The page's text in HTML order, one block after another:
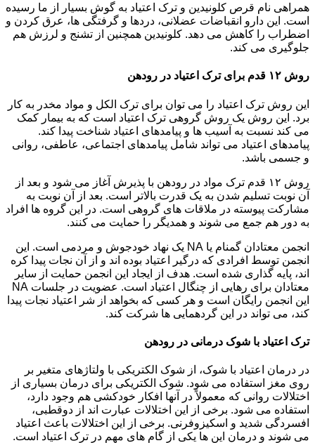
همراهی نام قرص کلونیدین و ترک اعتیاد به گوش بسیار از ما رسیده
است. این دارو انقباضات عضلانی، دردها و گرفتگی ها، عرق کردن و
اضطراب را کاهش می دهد. کلونیدین همچنین از تشنج و لرزش هم
جلوگیری می کند.
روش ۱۲ قدم برای ترک اعتیاد در رودهن
این روش ترک اعتیاد را می توان برای ترک الکل و مواد مخدر به کار
برد. این روش یک روش گروهی ترک اعتیاد است که به بیمار کمک
می کند نسبت به آسیب ها و پیامدهای اعتیاد شناخت پیدا کند.
پیامدهای اعتیاد می تواند شامل پیامدهای اجتماعی، عاطفی، روانی
و جسمی باشد.
روش ۱۲ قدم ترک مواد در رودهن با پذیرش آغاز می شود و بعد از
آن نوبت تسلیم شدن به یک قدرت بالاتر است. بعد از آن نوبت به
مشارکت پیوسته در ملاقات های گروهی است. در این گروه ها افراد
به دور هم جمع می شوند و همدیگر را حمایت می کنند.
انجمن معتادان گمنام یا NA یک نهاد خودجوش و مردمی است. این
انجمن توسط افرادی که درگیر اعتیاد بوده اند و از آن نجات پیدا کره
اند، پایه گذاری شده است. هدف از ایجاد این انجمن حمایت از سایر
معتادان برای رهایی از چنگال اعتیاد است. عضویت در جلسات NA
این انجمن رایگان است و هر کسی که بخواهد از شر اعتیاد نجات پیدا
کند، می تواند در این گردهمایی ها شرکت کند.
ترک اعتیاد با شوک درمانی در رودهن
در درمان اعتیاد با شوک، از شوک الکتریکی با ولتاژهای متغیر بر
روی مغز استفاده می شود. شوک الکتریکی برای درمان بسیاری از
اختلالات روانی که معمولاً در آنها افکار خودکشی هم وجود دارد،
استفاده می شود. برخی از این اختلالات عبارت اند از دوقطبی،
افسردگی شدید و اسکیزوفرنی. برخی از این اختلالات باعث اعتیاد
می شوند و درمان این ها یکی از گام های مهم در ترک اعتیاد است.